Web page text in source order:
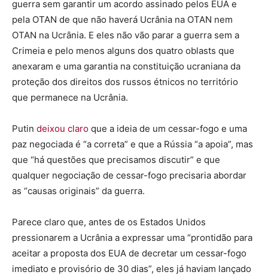
guerra sem garantir um acordo assinado pelos EUA e
pela OTAN de que não haverá Ucrânia na OTAN nem
OTAN na Ucrânia. E eles não vão parar a guerra sem a
Crimeia e pelo menos alguns dos quatro oblasts que
anexaram e uma garantia na constituição ucraniana da
proteção dos direitos dos russos étnicos no território
que permanece na Ucrânia.
Putin deixou claro que a ideia de um cessar-fogo e uma
paz negociada é “a correta” e que a Rússia “a apoia”, mas
que “há questões que precisamos discutir” e que
qualquer negociação de cessar-fogo precisaria abordar
as “causas originais” da guerra.
Parece claro que, antes de os Estados Unidos
pressionarem a Ucrânia a expressar uma “prontidão para
aceitar a proposta dos EUA de decretar um cessar-fogo
imediato e provisório de 30 dias”, eles já haviam lançado